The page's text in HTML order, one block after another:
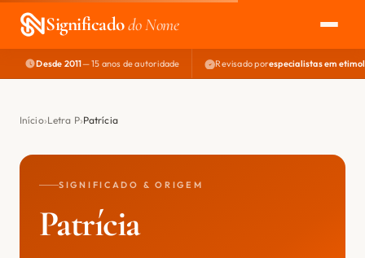
Significadodo Nome
EXPLORAR
NOME PERFEITO
Desde 2011— 15 anos de autoridade Revisado porespecialistas em
Início Letra P Patrícia
SIGNIFICADO & ORIGEM
Patrícia